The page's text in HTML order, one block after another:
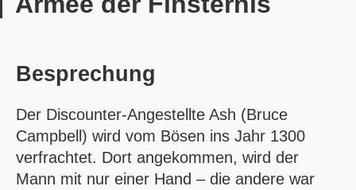
Besprechung
Der Discounter-Angestellte Ash (Bruce
Campbell) wird vom Bösen ins Jahr 1300
verfrachtet. Dort angekommen, wird der
Mann mit nur einer Hand – die andere war